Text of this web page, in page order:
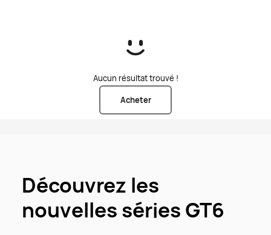
Aucun résultat trouvé !
Acheter
Découvrez les
nouvelles séries GT6